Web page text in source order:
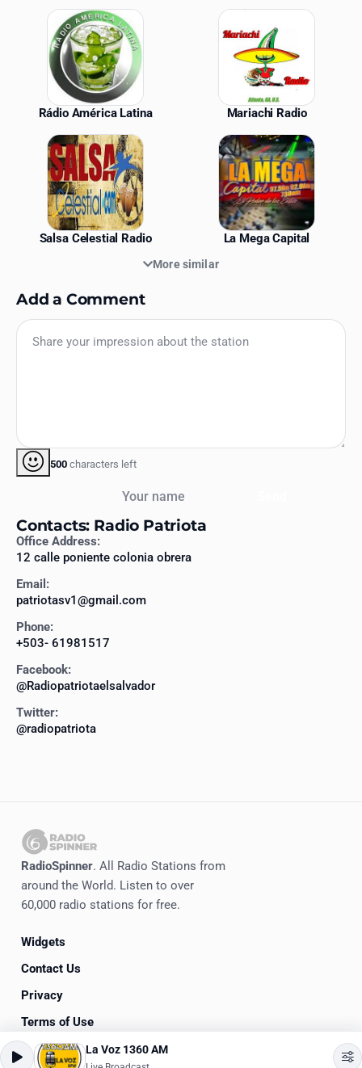
Similar Stations
Rádio América Latina Mariachi Radio
Salsa Celestial Radio La Mega Capital
More similar
Add a Comment
500 characters left
Contacts: Radio Patriota
Office Address:
12 calle poniente colonia obrera
Email:
patriotasv1@gmail.com
Phone:
+503- 61981517
Facebook:
@Radiopatriotaelsalvador
Twitter:
@radiopatriota
RadioSpinner. All Radio Stations from
around the World. Listen to over
60,000 radio stations for free.
Widgets
Contact Us
Privacy
Terms of Use
© 2020-2026RadioSpinner
La Voz 1360 AM